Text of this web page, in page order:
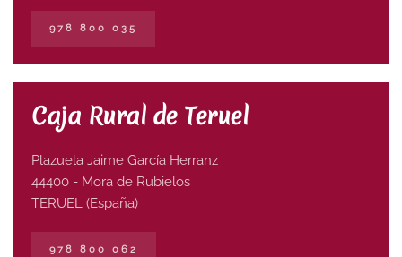
978 800 035
Caja Rural de Teruel
Plazuela Jaime García Herranz
44400 - Mora de Rubielos
TERUEL (España)
978 800 062